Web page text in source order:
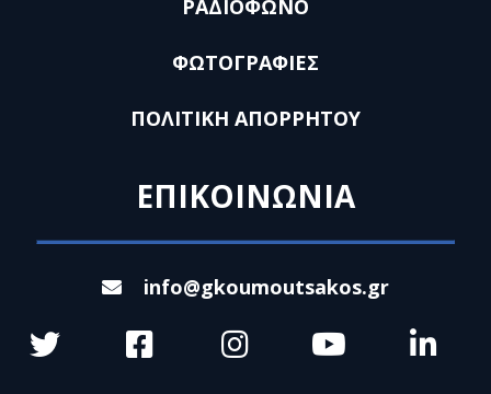
ΡΑΔΙΟΦΩΝΟ
ΦΩΤΟΓΡΑΦΙΕΣ
ΠΟΛΙΤΙΚΗ ΑΠΟΡΡΗΤΟΥ
ΕΠΙΚΟΙΝΩΝΙΑ
info@gkoumoutsakos.gr